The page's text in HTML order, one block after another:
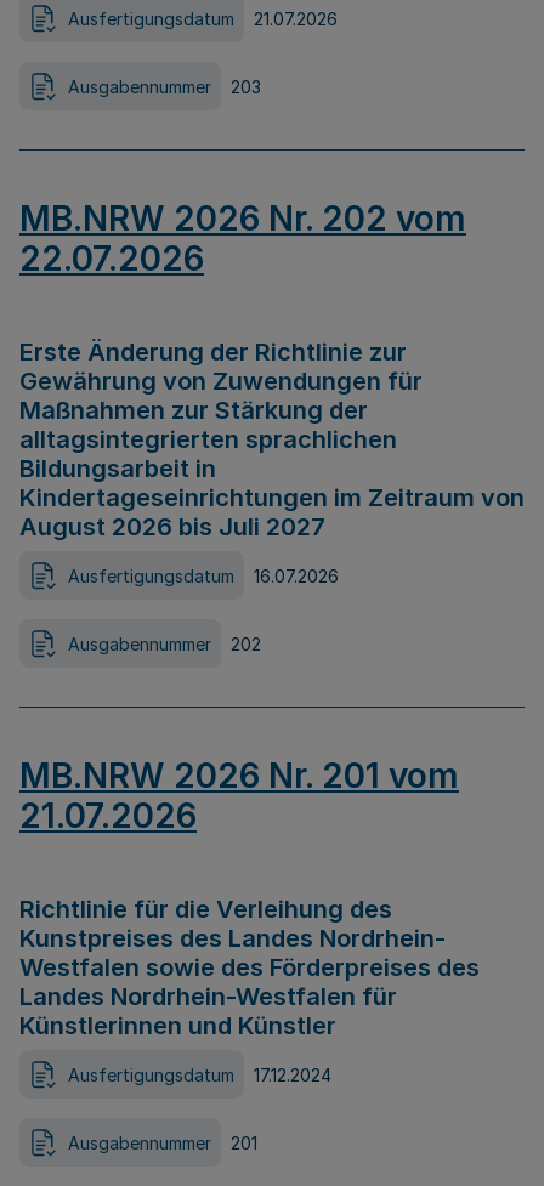
Ausfertigungsdatum 21.07.2026
Ausgabennummer 203
MB.NRW 2026 Nr. 202 vom
22.07.2026
Erste Änderung der Richtlinie zur
Gewährung von Zuwendungen für
Maßnahmen zur Stärkung der
alltagsintegrierten sprachlichen
Bildungsarbeit in
Kindertageseinrichtungen im Zeitraum von
August 2026 bis Juli 2027
Ausfertigungsdatum 16.07.2026
Ausgabennummer 202
MB.NRW 2026 Nr. 201 vom
21.07.2026
Richtlinie für die Verleihung des
Kunstpreises des Landes Nordrhein-
Westfalen sowie des Förderpreises des
Landes Nordrhein-Westfalen für
Künstlerinnen und Künstler
Ausfertigungsdatum 17.12.2024
Ausgabennummer 201